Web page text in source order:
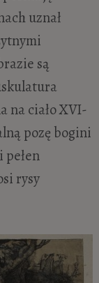
uznał
są
na ciało XVI-
pozę bogini
pełen
rysy